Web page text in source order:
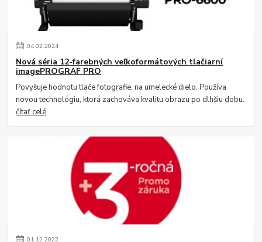
04.02.2024
Nová séria 12-farebných veľkoformátových tlačiarní
imagePROGRAF PRO
Povyšuje hodnotu tlače fotografie, na umelecké dielo. Používa
novou technológiu, ktorá zachováva kvalitu obrazu po dlhšiu dobu.
čítať celé
01.12.2022